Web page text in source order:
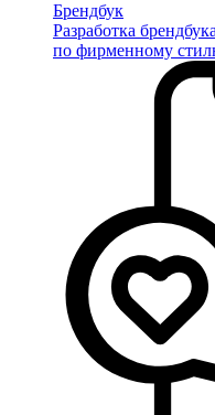
Брендбук
Разработка брендбука
по фирменному